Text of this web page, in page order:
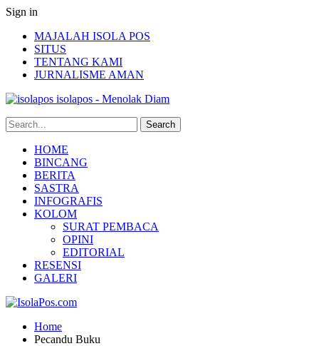
Sign in
MAJALAH ISOLA POS
SITUS
TENTANG KAMI
JURNALISME AMAN
isolapos - Menolak Diam
HOME
BINCANG
BERITA
SASTRA
INFOGRAFIS
KOLOM
SURAT PEMBACA
OPINI
EDITORIAL
RESENSI
GALERI
Home
Pecandu Buku